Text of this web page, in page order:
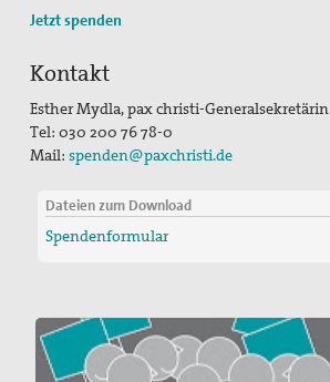
Jetzt spenden
Kontakt
Esther Mydla, pax christi-Generalsekretärin
Tel: 030 200 76 78-0
Mail:spenden@paxchristi.de
Dateien zum Download
Spendenformular